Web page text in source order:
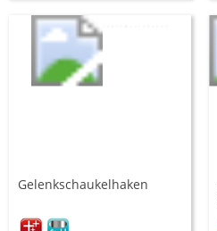
Gelenkschaukelhaken